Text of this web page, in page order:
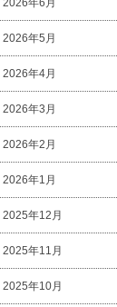
2026年6月
2026年5月
2026年4月
2026年3月
2026年2月
2026年1月
2025年12月
2025年11月
2025年10月